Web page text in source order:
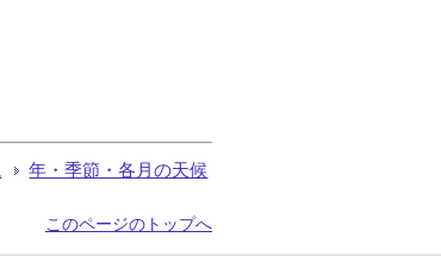
年・季節・各月の天候
このページのトップへ